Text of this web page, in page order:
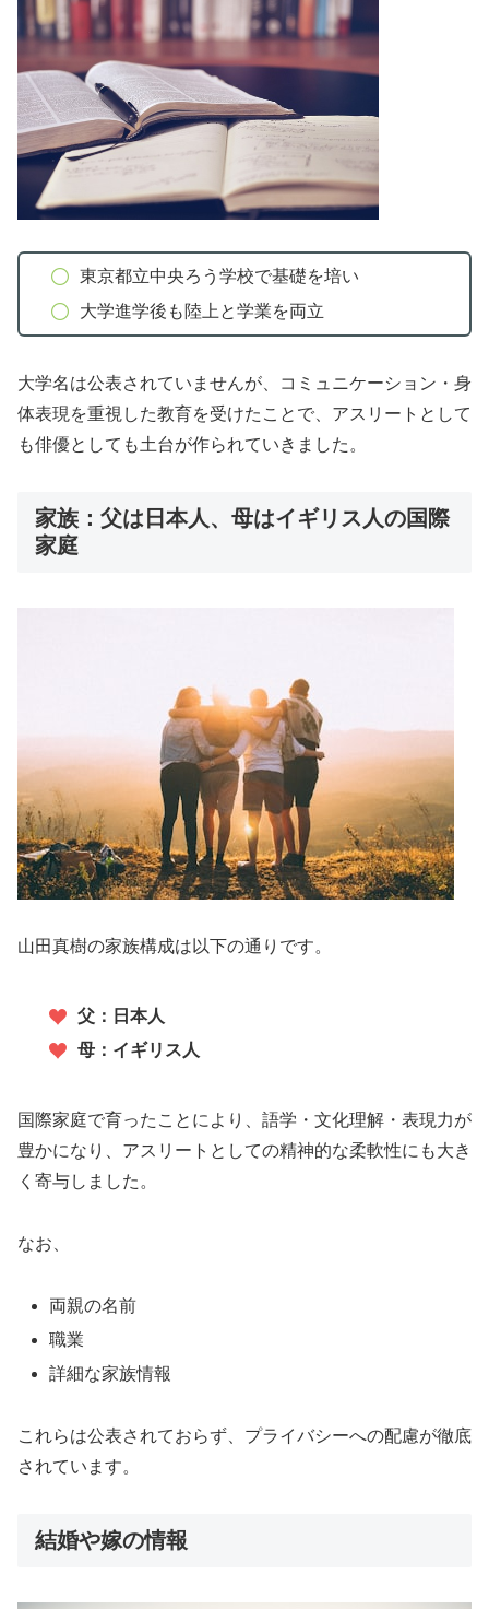
東京都立中央ろう学校で基礎を培い
大学進学後も陸上と学業を両立
大学名は公表されていませんが、コミュニケーション・身
体表現を重視した教育を受けたことで、アスリートとして
も俳優としても土台が作られていきました。
家族：父は日本人、母はイギリス人の国際
家庭
山田真樹の家族構成は以下の通りです。
父：日本人
母：イギリス人
国際家庭で育ったことにより、語学・文化理解・表現力が
豊かになり、アスリートとしての精神的な柔軟性にも大き
く寄与しました。
なお、
両親の名前
職業
詳細な家族情報
これらは公表されておらず、プライバシーへの配慮が徹底
されています。
結婚や嫁の情報